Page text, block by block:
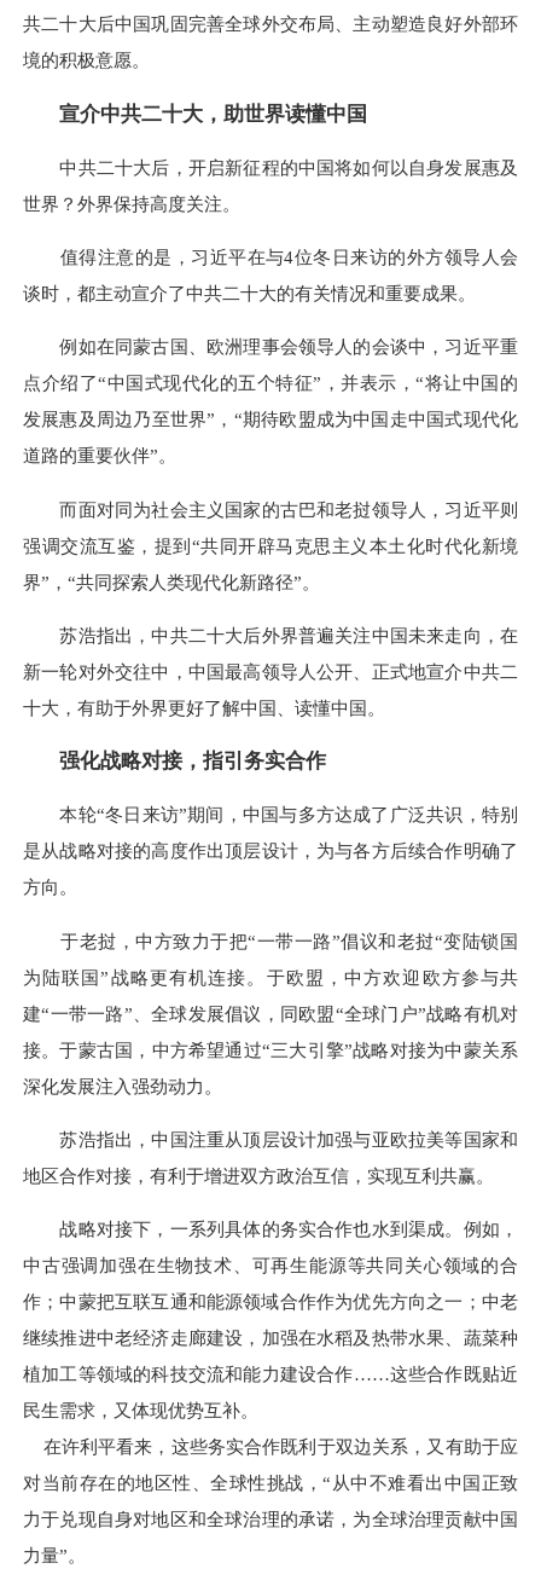
共二十大后中国巩固完善全球外交布局、主动塑造良好外部环
境的积极意愿。
宣介中共二十大，助世界读懂中国
中共二十大后，开启新征程的中国将如何以自身发展惠及
世界？外界保持高度关注。
值得注意的是，习近平在与4位冬日来访的外方领导人会
谈时，都主动宣介了中共二十大的有关情况和重要成果。
例如在同蒙古国、欧洲理事会领导人的会谈中，习近平重
点介绍了“中国式现代化的五个特征”，并表示，“将让中国的
发展惠及周边乃至世界”，“期待欧盟成为中国走中国式现代化
道路的重要伙伴”。
而面对同为社会主义国家的古巴和老挝领导人，习近平则
强调交流互鉴，提到“共同开辟马克思主义本土化时代化新境
界”，“共同探索人类现代化新路径”。
苏浩指出，中共二十大后外界普遍关注中国未来走向，在
新一轮对外交往中，中国最高领导人公开、正式地宣介中共二
十大，有助于外界更好了解中国、读懂中国。
强化战略对接，指引务实合作
本轮“冬日来访”期间，中国与多方达成了广泛共识，特别
是从战略对接的高度作出顶层设计，为与各方后续合作明确了
方向。
于老挝，中方致力于把“一带一路”倡议和老挝“变陆锁国
为陆联国”战略更有机连接。于欧盟，中方欢迎欧方参与共
建“一带一路”、全球发展倡议，同欧盟“全球门户”战略有机对
接。于蒙古国，中方希望通过“三大引擎”战略对接为中蒙关系
深化发展注入强劲动力。
苏浩指出，中国注重从顶层设计加强与亚欧拉美等国家和
地区合作对接，有利于增进双方政治互信，实现互利共赢。
战略对接下，一系列具体的务实合作也水到渠成。例如，
中古强调加强在生物技术、可再生能源等共同关心领域的合
作；中蒙把互联互通和能源领域合作作为优先方向之一；中老
继续推进中老经济走廊建设，加强在水稻及热带水果、蔬菜种
植加工等领域的科技交流和能力建设合作……这些合作既贴近
民生需求，又体现优势互补。
在许利平看来，这些务实合作既利于双边关系，又有助于应
对当前存在的地区性、全球性挑战，“从中不难看出中国正致
力于兑现自身对地区和全球治理的承诺，为全球治理贡献中国
力量”。